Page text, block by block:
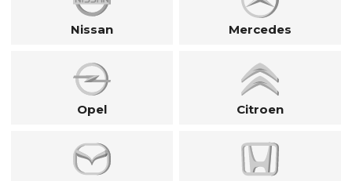
Nissan Mercedes
Opel Citroen